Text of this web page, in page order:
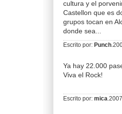
cultura y el
Castellon que es
grupos tocan en
donde sea...
Escrito por: Punch
Ya hay 22.000
Viva el Rock!
Escrito por: mica